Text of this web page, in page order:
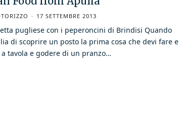
17 SETTEMBRE 2013
pugliese con i peperoncini di Brindisi Quando
di scoprire un posto la prima cosa che devi fare e
tavola e godere di un pranzo…